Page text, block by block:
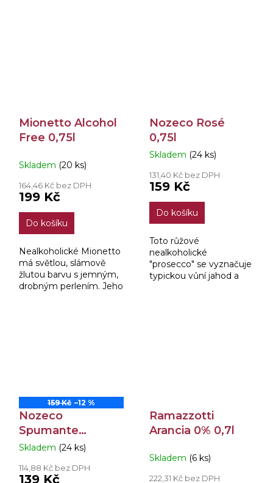
Mionetto Alcohol
Free 0,75l
Skladem (20 ks)
164,46 Kč bez DPH
199 Kč
Do košíku
Nealkoholické Mionetto
má světlou, slámově
žlutou barvu s jemným,
drobným perlením. Jeho
Nozeco Rosé
0,75l
Průměrné
produktu
je
5,0
5
hvězdiček.
Skladem (24 ks)
131,40 Kč bez DPH
159 Kč
Do košíku
Toto růžové
nealkoholické
"prosecco" se vyznačuje
typickou vůní jahod a
159 Kč –12 %
Nozeco
Spumante
Alcohol Free 0,75l
Průměrné
produktu
Skladem (24 ks)
114,88 Kč bez DPH
139 Kč
Ramazzotti
Arancia 0% 0,7l
Skladem (6 ks)
222,31 Kč bez DPH